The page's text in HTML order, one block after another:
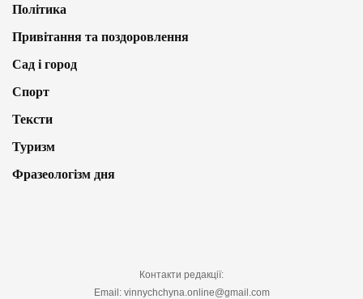
Політика
Привітання та поздоровлення
Сад і город
Спорт
Тексти
Туризм
Фразеологізм дня
Контакти редакції:
Email: vinnychchyna.online@gmail.com